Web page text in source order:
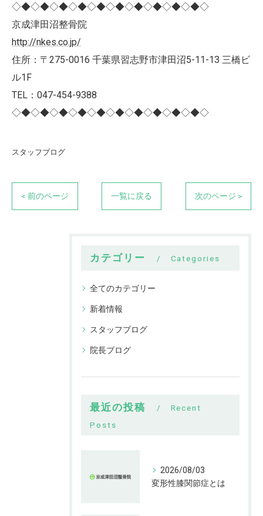
◇◆◇◆◇◆◇◆◇◆◇◆◇◆◇◆◇◆◇◆◇
京成津田沼整骨院
http://nkes.co.jp/
住所：〒275-0016 千葉県習志野市津田沼5-11-13 三橋ビ
ル1F
TEL：047-454-9388
◇◆◇◆◇◆◇◆◇◆◇◆◇◆◇◆◇◆◇◆◇
スタッフブログ
< 前のページ 一覧に戻る 次のページ >
カテゴリー Categories
全てのカテゴリー
新着情報
スタッフブログ
院長ブログ
最近の投稿
Recent
Posts
2026/08/03
変形性膝関節症とは